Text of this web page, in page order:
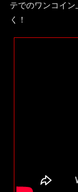
テでのワンコイ
く！